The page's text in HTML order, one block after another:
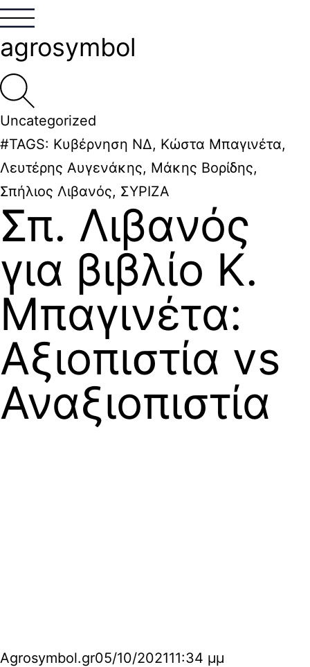
agrosymbol
Uncategorized
#TAGS: Κυβέρνηση ΝΔ, Κώστα Μπαγινέτα,
Λευτέρης Αυγενάκης, Μάκης Βορίδης,
Σπήλιος Λιβανός, ΣΥΡΙΖΑ
Σπ. Λιβανός
για βιβλίο Κ.
Μπαγινέτα:
Αξιοπιστία vs
Αναξιοπιστία
Agrosymbol.gr05/10/202111:34 μμ